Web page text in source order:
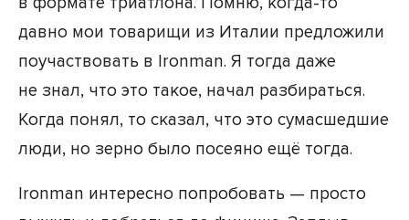
давно мои товарищи из Италии предложили
поучаствовать в Ironman. Я тогда даже
не знал, что это такое, начал разбираться.
Когда понял, то сказал, что это сумасшедшие
люди, но зерно было посеяно ещё тогда.
Ironman интересно попробовать — просто